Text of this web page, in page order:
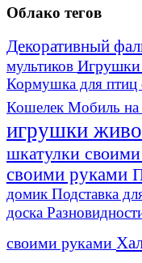
Облако тегов
Декоративный
мультиков Игрушки
Кормушка для птиц
КошелекМобиль на
игрушки
шкатулки
своими руками
домикПодставка
доска
своими руками